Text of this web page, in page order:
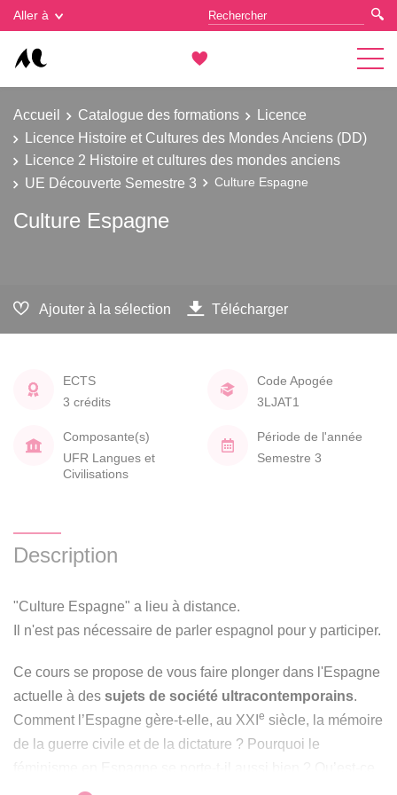
Aller à
Accueil Catalogue des formations
Licence
Licence Histoire et Cultures des Mondes Anciens (DD)
Licence 2 Histoire et cultures des mondes anciens
UE Découverte Semestre 3
Culture Espagne
Culture Espagne
Ajouter à la sélection Télécharger
ECTS
3 crédits
Code Apogée
3LJAT1
Composante(s)
UFR Langues et
Civilisations
Période de l'année
Semestre 3
Description
"Culture Espagne" a lieu à distance.
Il n'est pas nécessaire de parler espagnol pour y participer.
Ce cours se propose de vous faire plonger dans l'Espagne
actuelle à des sujets de société ultracontemporains.
Comment l’Espagne gère-t-elle, au XXI e siècle, la mémoire
de la guerre civile et de la dictature ? Pourquoi le
qui se passe au Pays Basque et en Catalogne ? Quel
Gestion des cookies